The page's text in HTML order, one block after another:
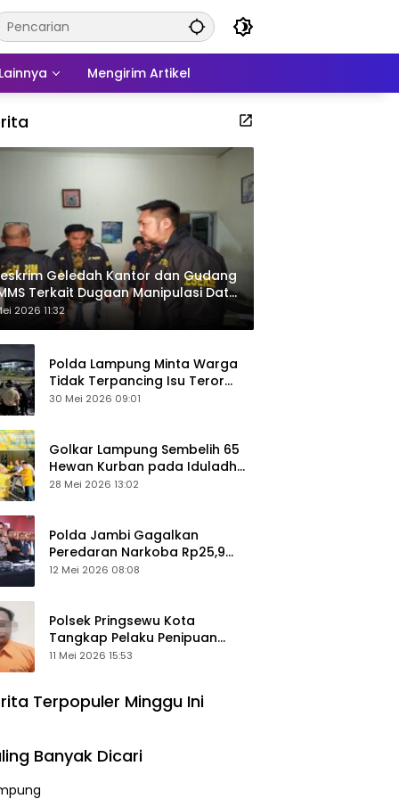
Lainnya Mengirim Artikel
Geledah Kantor dan Gudang
Terkait Dugaan Manipulasi Data
Sawit
2026 11:32
Polda Lampung Minta Warga
Tidak Terpancing Isu Teror
Pocong Palsu, Patroli
30 Mei 2026 09:01
Golkar Lampung Sembelih 65
Hewan Kurban pada Iduladha
1447 Hijriah
28 Mei 2026 13:02
Polda Jambi Gagalkan
Peredaran Narkoba Rp25,9
Miliar, Empat Tersangka
12 Mei 2026 08:08
Polsek Pringsewu Kota
Tangkap Pelaku Penipuan
Mobil, Sempat Kabur ke Jambi
11 Mei 2026 15:53
Terpopuler Minggu Ini
Banyak Dicari